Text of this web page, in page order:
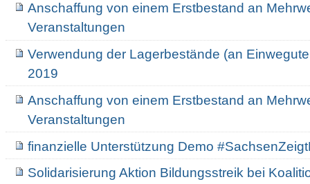
Anschaffung von einem Erstbestand an
Veranstaltungen
Verwendung der Lagerbestände (an
2019
Anschaffung von einem Erstbestand an
Veranstaltungen
finanzielle Unterstützung Demo
Solidarisierung Aktion Bildungsstreik bei